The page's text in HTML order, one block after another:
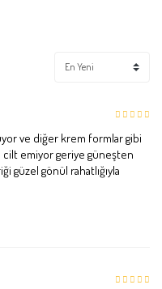
ve diğer krem formlar gibi
cilt emiyor geriye güneşten
güzel gönül rahatlığıyla